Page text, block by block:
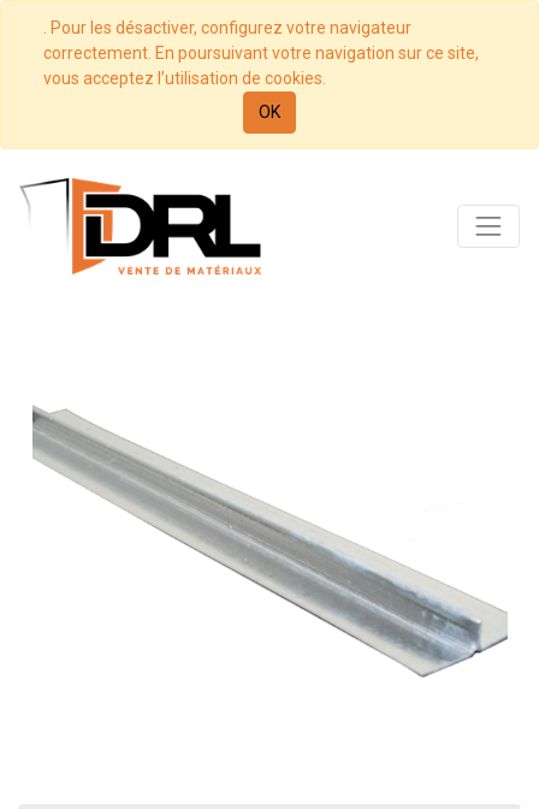
. Pour les désactiver, configurez votre navigateur
correctement. En poursuivant votre navigation sur ce site,
vous acceptez l’utilisation de cookies.
OK